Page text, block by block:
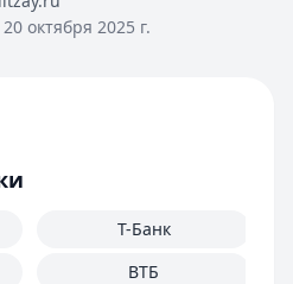
20 октября 2025 г.
Т-Банк
ВТБ